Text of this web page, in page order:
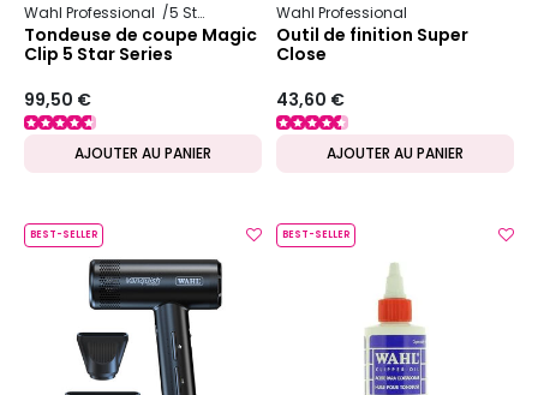
Wahl Professional 5 Star Series
Tondeuse de coupe Magic
Clip 5 Star Series
99,50 €
AJOUTER AU PANIER
Wahl Professional
Outil de finition Super
Close
43,60 €
AJOUTER AU PANIER
BEST-SELLER BEST-SELLER